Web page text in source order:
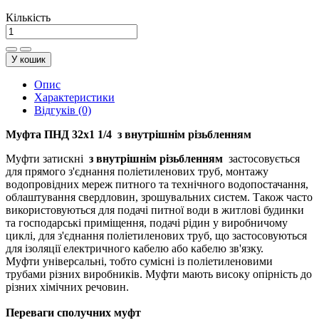
Кількість
У кошик
Опис
Характеристики
Відгуків (0)
Муфта ПНД 32х1 1/4 з внутрішнім різьбленням
Муфти затискні з внутрішнім різьбленням застосовується
для прямого з'єднання поліетиленових труб, монтажу
водопровідних мереж питного та технічного водопостачання,
облаштування свердловин, зрошувальних систем. Також часто
використовуються для подачі питної води в житлові будинки
та господарські приміщення, подачі рідин у виробничому
циклі, для з'єднання поліетиленових труб, що застосовуються
для ізоляції електричного кабелю або кабелю зв'язку.
Муфти універсальні, тобто сумісні із поліетиленовими
трубами різних виробників. Муфти мають високу опірність до
різних хімічних речовин.
Переваги сполучних муфт